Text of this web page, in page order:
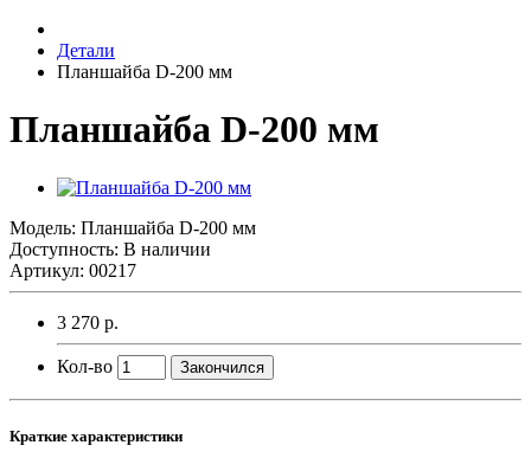
Детали
Планшайба D-200 мм
Планшайба D-200 мм
Модель: Планшайба D-200 мм
Доступность: В наличии
Артикул: 00217
3 270 р.
Кол-во Закончился
Краткие характеристики